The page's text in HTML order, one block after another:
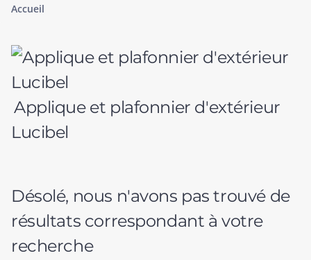
Accueil
Applique et plafonnier d'extérieur
Lucibel
Désolé, nous n'avons pas trouvé de
résultats correspondant à votre
recherche